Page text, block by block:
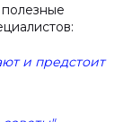
и предстоит